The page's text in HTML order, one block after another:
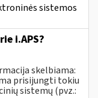
sistemos
i.APS?
skelbiama:
prisijungti tokiu
sistemų (pvz.: